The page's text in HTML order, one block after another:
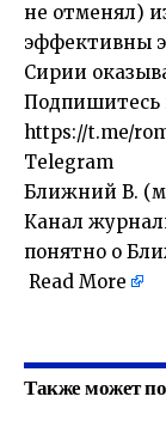
не отменял)
эффективны
Сирии
Подпишитесь
https://t.me/
Telegram
Ближний В.
Канал
понятно о
Read More
Также может